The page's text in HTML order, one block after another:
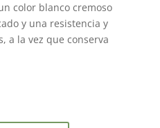
color blanco cremoso
y una resistencia y
a la vez que conserva